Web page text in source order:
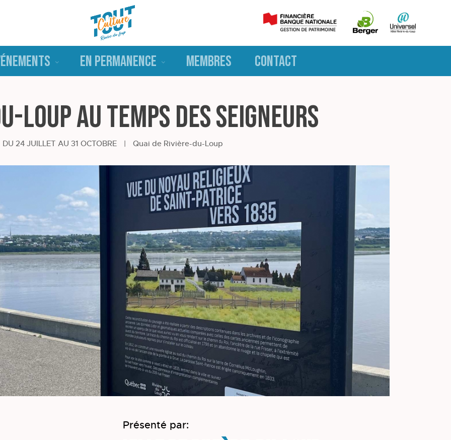
EN PERMANENCE MEMBRES CONTACT
Loup au temps des seigneurs
DU 24 JUILLET AU 31 OCTOBRE | Quai de Rivière-du-Loup
Présenté par: